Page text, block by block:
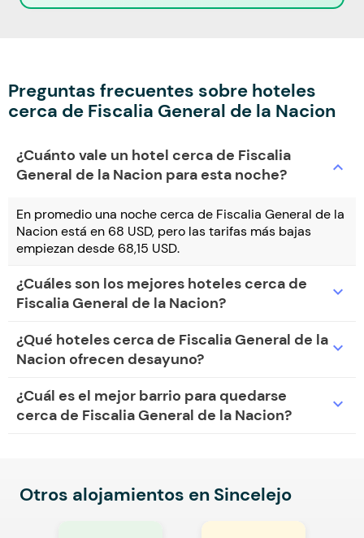
Preguntas frecuentes sobre hoteles
cerca de Fiscalia General de la Nacion
¿Cuánto vale un hotel cerca de Fiscalia
General de la Nacion para esta noche?
expand_more
En promedio una noche cerca de Fiscalia General de la
Nacion está en 68 USD, pero las tarifas más bajas
empiezan desde 68,15 USD.
¿Cuáles son los mejores hoteles cerca de
Fiscalia General de la Nacion?
expand_more
¿Qué hoteles cerca de Fiscalia General de la
Nacion ofrecen desayuno?
expand_more
¿Cuál es el mejor barrio para quedarse
cerca de Fiscalia General de la Nacion?
expand_more
Otros alojamientos en Sincelejo